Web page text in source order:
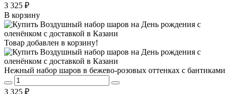
3 325 ₽
В корзину
Товар добавлен в корзину!
Нежный набор шаров в бежево-розовых оттенках с бантиками
3 325 ₽